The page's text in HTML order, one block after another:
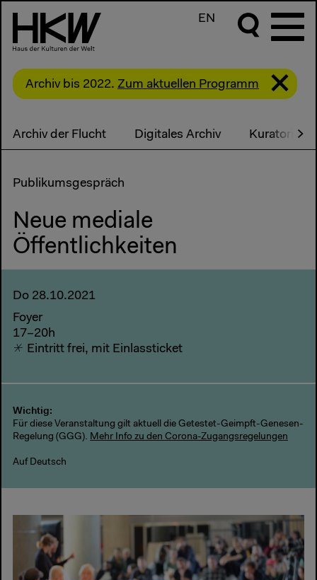
EN
Archiv bis 2022. Zum aktuellen Programm
Archiv der Flucht Digitales Archiv
Publikumsgespräch
Neue mediale
Öffentlichkeiten
Do 28.10.2021
Foyer
17–20h
Eintritt frei, mit Einlassticket
Wichtig:
Für diese Veranstaltung gilt aktuell die Getestet-Geimpft-Genesen-
Regelung (GGG). Mehr Info zu den Corona-Zugangsregelungen
Auf Deutsch